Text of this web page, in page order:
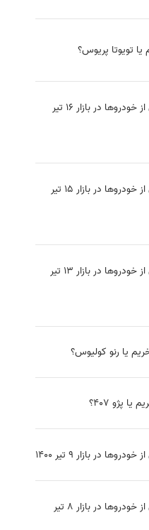
یا تویوتا پریوس؟
قیمت روز برخی از خودروها در بازار 16 تیر
قیمت روز برخی از خودروها در بازار 15 تیر
قیمت روز برخی از خودروها در بازار 13 تیر
در بازار 9 تیر 1400
قیمت روز برخی از خودروها در بازار 8 تیر